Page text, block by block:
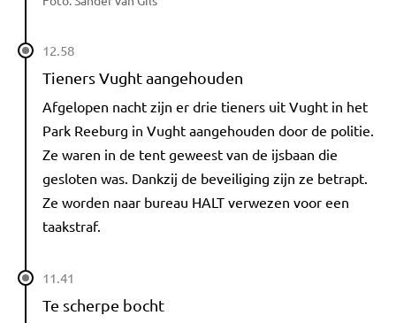
12.58
Tieners Vught aangehouden
Afgelopen nacht zijn er drie tieners uit Vught in het
Park Reeburg in Vught aangehouden door de politie.
Ze waren in de tent geweest van de ijsbaan die
gesloten was. Dankzij de beveiliging zijn ze betrapt.
Ze worden naar bureau HALT verwezen voor een
taakstraf.
11.41
Te scherpe bocht